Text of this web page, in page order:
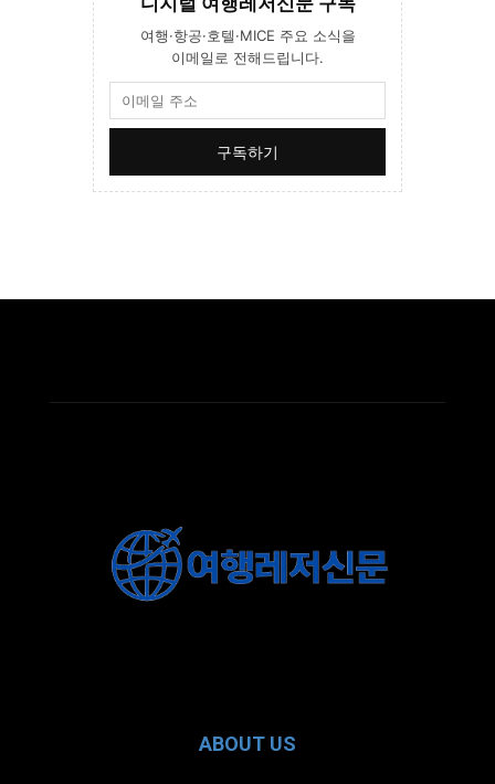
여행·항공·호텔·MICE 주요 소식을
이메일로 전해드립니다.
구독하기
ABOUT US